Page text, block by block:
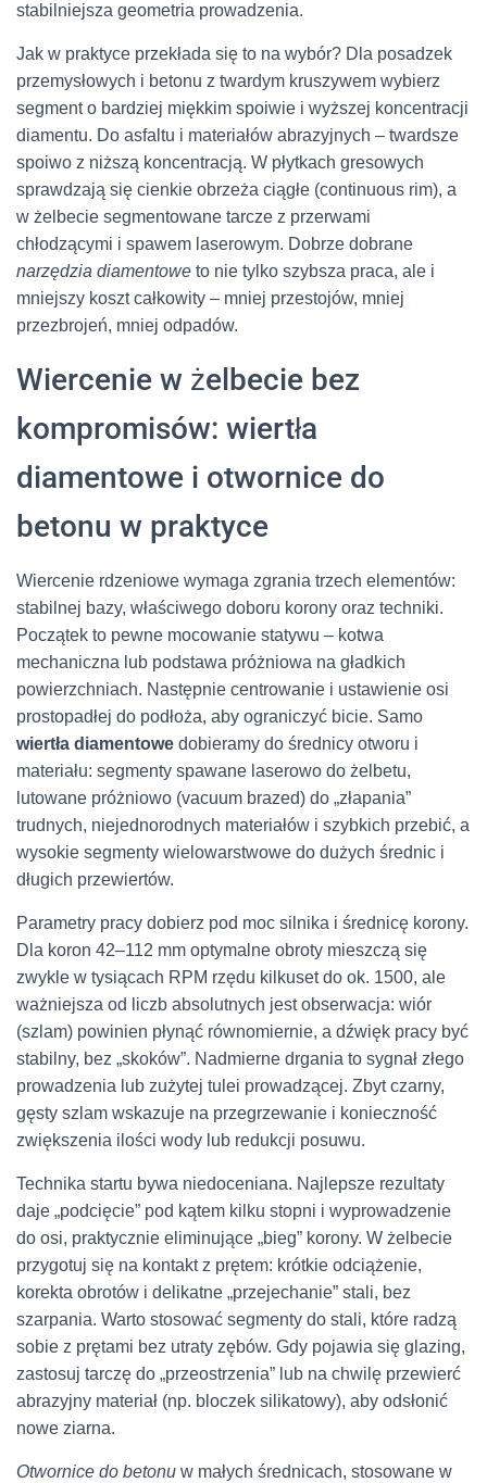
stabilniejsza geometria prowadzenia.
Jak w praktyce przekłada się to na wybór? Dla posadzek
przemysłowych i betonu z twardym kruszywem wybierz
segment o bardziej miękkim spoiwie i wyższej koncentracji
diamentu. Do asfaltu i materiałów abrazyjnych – twardsze
spoiwo z niższą koncentracją. W płytkach gresowych
sprawdzają się cienkie obrzeża ciągłe (continuous rim), a
w żelbecie segmentowane tarcze z przerwami
chłodzącymi i spawem laserowym. Dobrze dobrane
narzędzia diamentowe to nie tylko szybsza praca, ale i
mniejszy koszt całkowity – mniej przestojów, mniej
przezbrojeń, mniej odpadów.
Wiercenie w żelbecie bez
kompromisów: wiertła
diamentowe i otwornice do
betonu w praktyce
Wiercenie rdzeniowe wymaga zgrania trzech elementów:
stabilnej bazy, właściwego doboru korony oraz techniki.
Początek to pewne mocowanie statywu – kotwa
mechaniczna lub podstawa próżniowa na gładkich
powierzchniach. Następnie centrowanie i ustawienie osi
prostopadłej do podłoża, aby ograniczyć bicie. Samo
wiertła diamentowe dobieramy do średnicy otworu i
materiału: segmenty spawane laserowo do żelbetu,
lutowane próżniowo (vacuum brazed) do „złapania”
trudnych, niejednorodnych materiałów i szybkich przebić, a
wysokie segmenty wielowarstwowe do dużych średnic i
długich przewiertów.
Parametry pracy dobierz pod moc silnika i średnicę korony.
Dla koron 42–112 mm optymalne obroty mieszczą się
zwykle w tysiącach RPM rzędu kilkuset do ok. 1500, ale
ważniejsza od liczb absolutnych jest obserwacja: wiór
(szlam) powinien płynąć równomiernie, a dźwięk pracy być
stabilny, bez „skoków”. Nadmierne drgania to sygnał złego
prowadzenia lub zużytej tulei prowadzącej. Zbyt czarny,
gęsty szlam wskazuje na przegrzewanie i konieczność
zwiększenia ilości wody lub redukcji posuwu.
Technika startu bywa niedoceniana. Najlepsze rezultaty
daje „podcięcie” pod kątem kilku stopni i wyprowadzenie
do osi, praktycznie eliminujące „bieg” korony. W żelbecie
przygotuj się na kontakt z prętem: krótkie odciążenie,
korekta obrotów i delikatne „przejechanie” stali, bez
szarpania. Warto stosować segmenty do stali, które radzą
sobie z prętami bez utraty zębów. Gdy pojawia się glazing,
zastosuj tarczę do „przeostrzenia” lub na chwilę przewierć
abrazyjny materiał (np. bloczek silikatowy), aby odsłonić
nowe ziarna.
Otwornice do betonu w małych średnicach, stosowane w